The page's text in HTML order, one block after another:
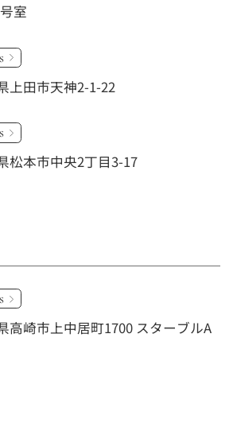
室
上田市天神2-1-22
松本市中央2丁目3-17
高崎市上中居町1700 スターブルA